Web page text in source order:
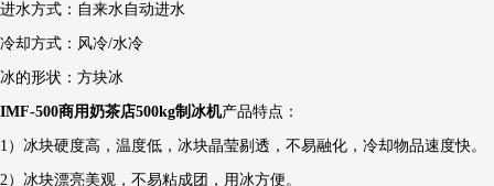
进水方式：自来水自动进水
冷却方式：风冷/水冷
冰的形状：方块冰
IMF-500商用奶茶店500kg制冰机产品特点：
1）冰块硬度高，温度低，冰块晶莹剔透，不易融化，冷却物品速度快。
2）冰块漂亮美观，不易粘成团，用冰方便。